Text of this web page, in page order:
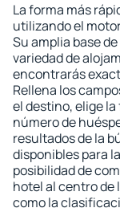
La forma más
utilizando el
Su amplia base
variedad de
encontrarás
Rellena los
el destino, elige
número de
resultados de la
disponibles para
posibilidad de
hotel al centro de
como la